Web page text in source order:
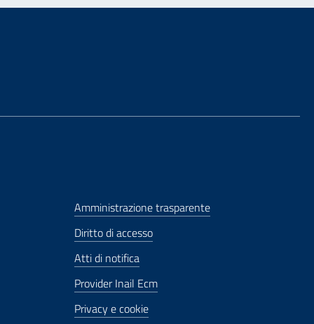
Amministrazione trasparente
Diritto di accesso
Atti di notifica
Provider Inail Ecm
Privacy e cookie